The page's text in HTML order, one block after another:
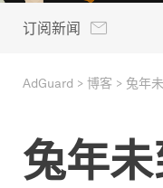
订阅新闻
AdGuard 博客 兔年
兔年未